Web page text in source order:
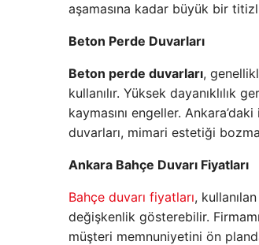
aşamasına kadar büyük bir
Beton Perde Duvarları
Beton perde duvarları,
kullanılır. Yüksek dayanıklılık
kaymasını engeller.
duvarları, mimari estetiği
Ankara Bahçe Duvarı Fiyatları
Bahçe duvarı fiyatları,
değişkenlik gösterebilir.
müşteri memnuniyetini ön